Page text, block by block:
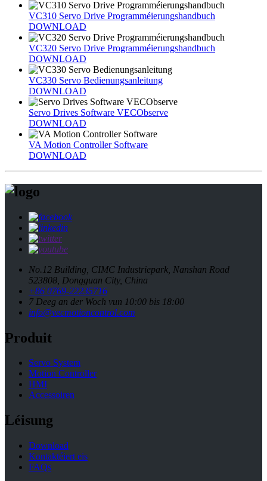
VC310 Servo Drive Programméierungshandbuch
DOWNLOAD
VC320 Servo Drive Programméierungshandbuch
DOWNLOAD
VC330 Servo Bedienungsanleitung
DOWNLOAD
Servo Drives Software VECObserve
DOWNLOAD
VA Motion Controller Software
DOWNLOAD
No.12 Building, CIMC Industriepark, Nanshan Road
523808, Dongguan City, China
+86 0769-22235716
7 Deeg an der Woch vun 10:00 bis 18:00
info@vecmotioncontrol.com
Produit
Servo System
Motion Controller
HMI
Accessoiren
Léisung
Download
Kontaktéiert eis
FAQs